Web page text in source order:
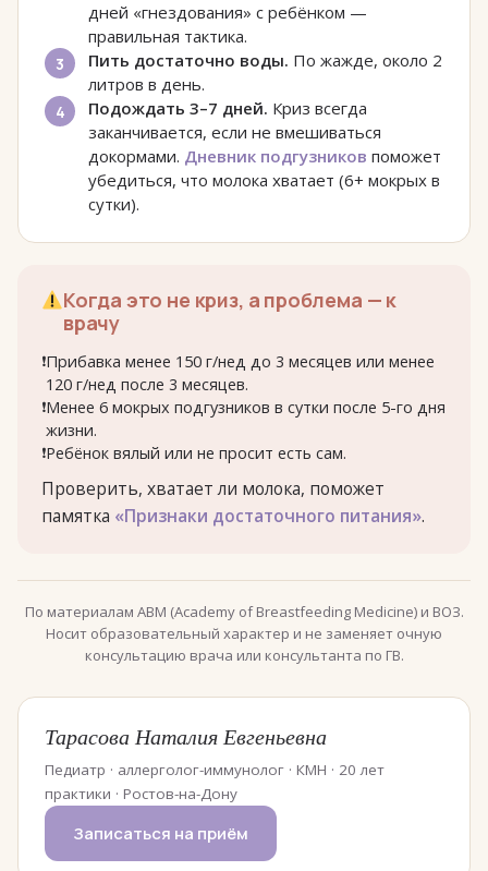
дней «гнездования» с ребёнком —
правильная тактика.
Пить достаточно воды. По жажде, около 2
литров в день.
Подождать 3–7 дней. Криз всегда
заканчивается, если не вмешиваться
докормами. Дневник подгузников поможет
убедиться, что молока хватает (6+ мокрых в
сутки).
Когда это не криз, а проблема — к
врачу
Прибавка менее 150 г/нед до 3 месяцев или менее
120 г/нед после 3 месяцев.
Менее 6 мокрых подгузников в сутки после 5-го дня
жизни.
Ребёнок вялый или не просит есть сам.
Проверить, хватает ли молока, поможет
памятка «Признаки достаточного питания».
По материалам ABM (Academy of Breastfeeding Medicine) и ВОЗ.
Носит образовательный характер и не заменяет очную
консультацию врача или консультанта по ГВ.
Тарасова Наталия Евгеньевна
Педиатр · аллерголог-иммунолог · КМН · 20 лет
практики · Ростов-на-Дону
Записаться на приём